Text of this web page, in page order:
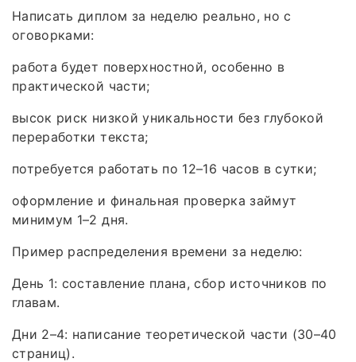
Написать диплом за неделю реально, но с
оговорками:
работа будет поверхностной, особенно в
практической части;
высок риск низкой уникальности без глубокой
переработки текста;
потребуется работать по 12–16 часов в сутки;
оформление и финальная проверка займут
минимум 1–2 дня.
Пример распределения времени за неделю:
День 1: составление плана, сбор источников по
главам.
Дни 2–4: написание теоретической части (30–40
страниц).